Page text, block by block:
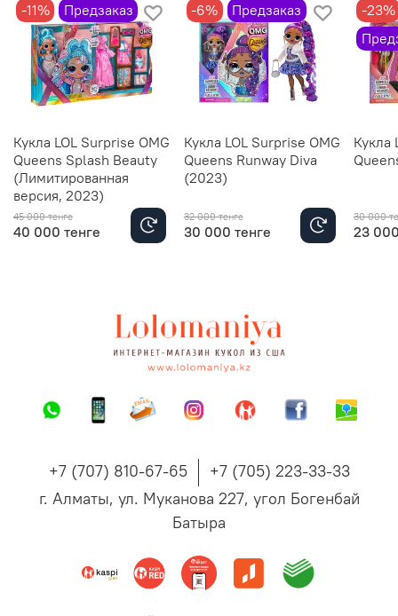
-11% Предзаказ
Кукла LOL Surprise OMG
Queens Splash Beauty
(Лимитированная
версия, 2023)
45 000 тенге
40 000 тенге
-6% Предзаказ
Кукла LOL Surprise OMG
Queens Runway Diva
(2023)
32 000 тенге
30 000 тенге
-23%
Кукла
30 000
23
+7 (707) 810-67-65
+7 (705) 223-33-33
г. Алматы, ул. Муканова 227, угол Богенбай
Батыра